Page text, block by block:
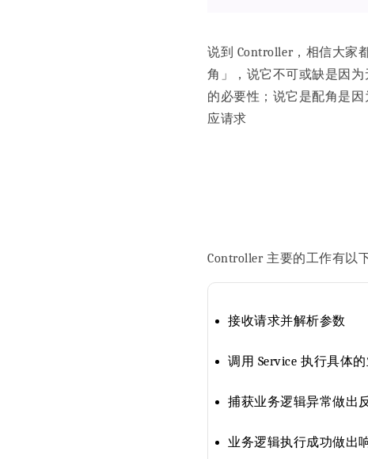
说到 Controller，相信大家
角」，说它不可或缺是因
的必要性；说它是配角是
应请求
Controller 主要的工作有以
接收请求并解析参数
调用 Service 执行具体
捕获业务逻辑异常做出
业务逻辑执行成功做出